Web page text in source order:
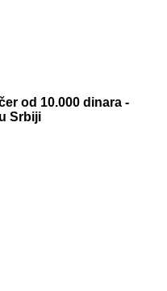
od 10.000 dinara -
Srbiji